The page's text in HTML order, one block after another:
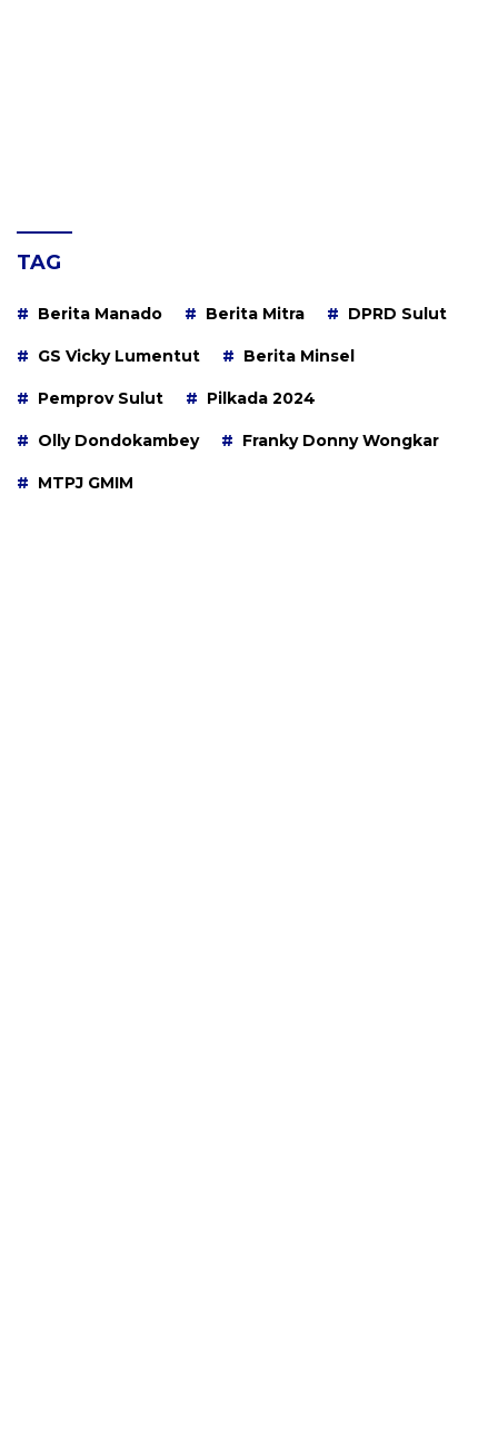
TAG
Berita Manado Berita Mitra DPRD Sulut
GS Vicky Lumentut Berita Minsel
Pemprov Sulut Pilkada 2024
Olly Dondokambey Franky Donny Wongkar
MTPJ GMIM